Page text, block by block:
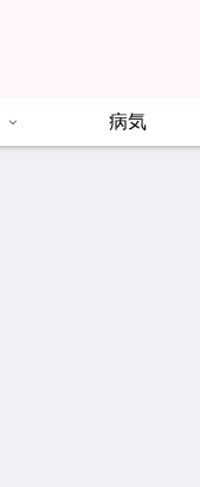
病気